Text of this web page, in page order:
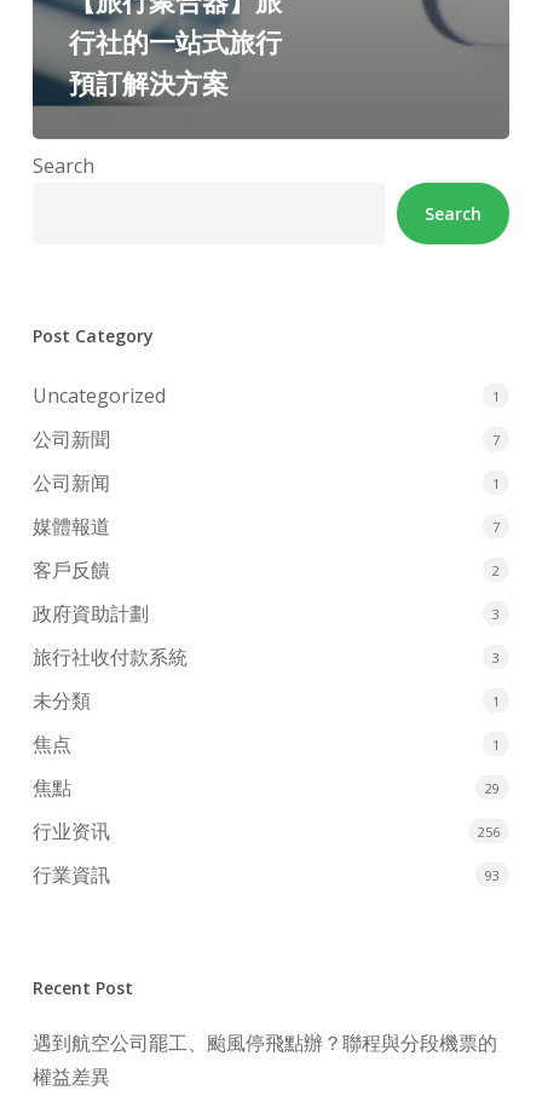
行社的一站式旅行
預訂解決方案
Search
Search
Post Category
Uncategorized 1
公司新聞 7
公司新闻 1
媒體報道 7
客戶反饋 2
政府資助計劃 3
旅行社收付款系統 3
未分類 1
焦点 1
焦點 29
行业资讯 256
行業資訊 93
Recent Post
遇到航空公司罷工、颱風停飛點辦？聯程與分段機票的
權益差異